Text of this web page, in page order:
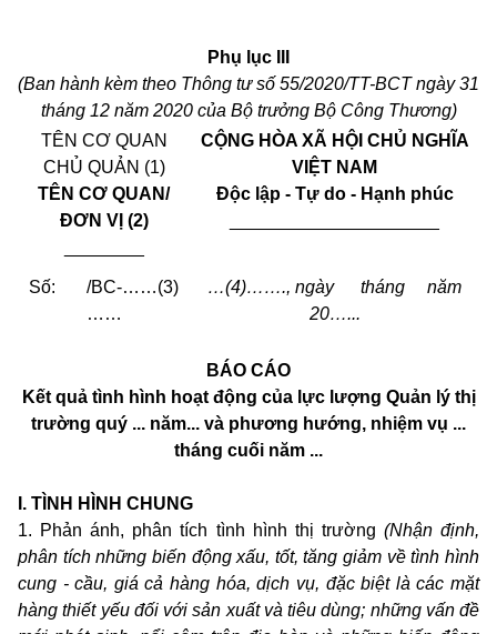
Phụ lục III
(Ban hành kèm theo Thông tư số 55/2020/TT-BCT ngày 31
tháng 12 năm 2020 của Bộ trưởng Bộ Công Thương)
TÊN CƠ QUAN
CHỦ QUẢN (1)
TÊN CƠ QUAN/
ĐƠN VỊ (2)
CỘNG HÒA XÃ HỘI CHỦ NGHĨA
VIỆT NAM
Độc lập - Tự do - Hạnh phúc
Số: /BC-……(3)
……
…(4)……., ngày tháng năm
20…...
BÁO CÁO
Kết quả tình hình hoạt động của lực lượng Quản lý thị
trường quý ... năm... và phương hướng, nhiệm vụ ...
tháng cuối năm ...
I. TÌNH HÌNH CHUNG
1. Phản ánh, phân tích tình hình thị trường (Nhận định,
phân tích những biến động xấu, tốt, tăng giảm về tình hình
cung - cầu, giá cả hàng hóa, dịch vụ, đặc biệt là các mặt
hàng thiết yếu đối với sản xuất và tiêu dùng; những vấn đề